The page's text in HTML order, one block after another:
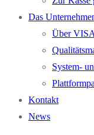
Das
Über
System-
Kontakt
News